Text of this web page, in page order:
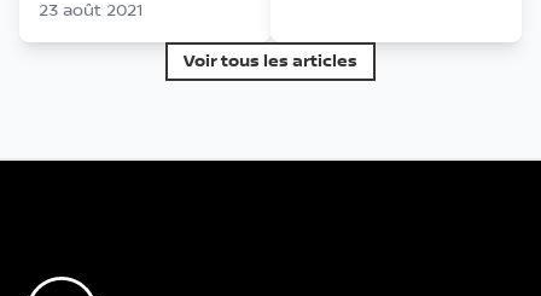
23 août 2021
Voir tous les articles